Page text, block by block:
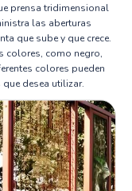
prensa tridimensional
las aberturas
que sube y que crece.
colores, como negro,
colores pueden
desea utilizar.